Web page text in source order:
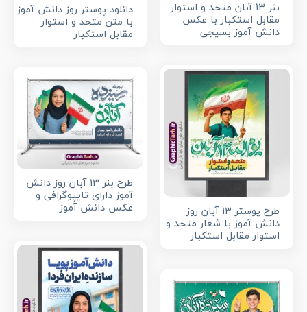
دانلود پوستر روز دانش آموز
با متن متحد و استوار
مقابل استکبار
بنر 13 آبان متحد و استوار
مقابل استکبار با عکس
دانش آموز بسیجی
طرح پوستر 13 آبان روز
دانش آموز با شعار متحد و
استوار مقابل استکبار
طرح بنر 13 آبان روز دانش
آموز دارای تایپوگرافی و
عکس دانش آموز